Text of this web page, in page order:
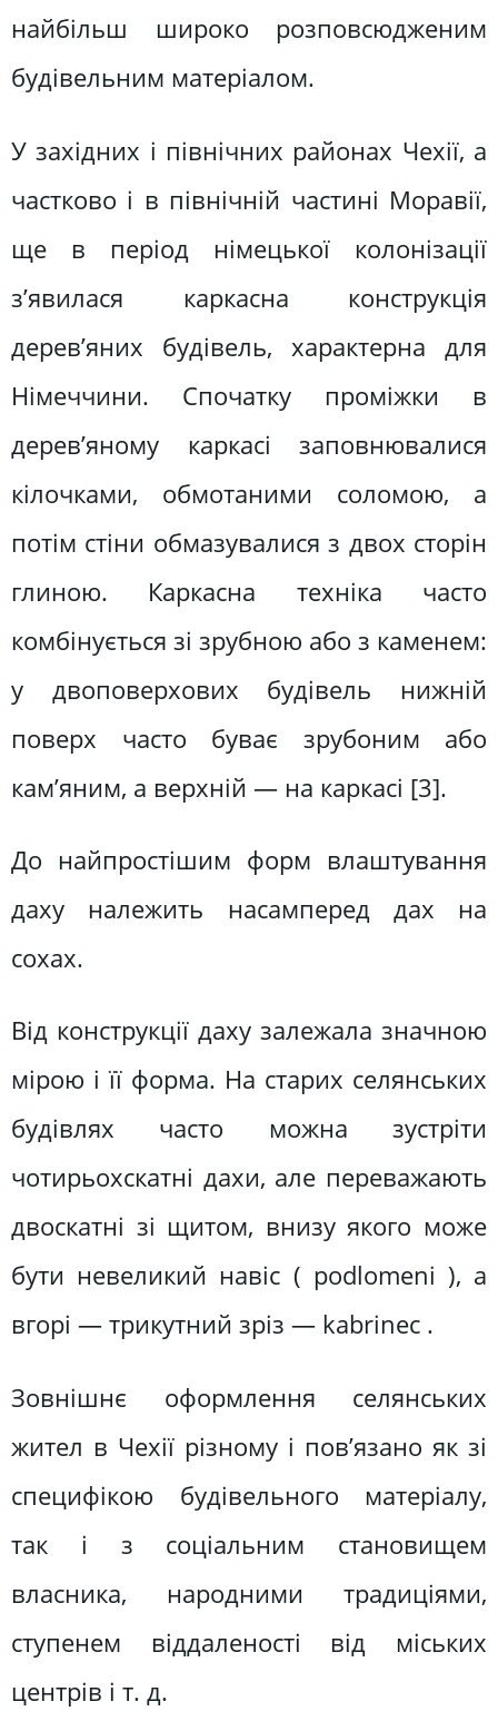
найбільш широко розповсюдженим
будівельним матеріалом.
У західних і північних районах Чехії, а
частково і в північній частині Моравії,
ще в період німецької колонізації
з’явилася каркасна конструкція
дерев’яних будівель, характерна для
Німеччини. Спочатку проміжки в
дерев’яному каркасі заповнювалися
кілочками, обмотаними соломою, а
потім стіни обмазувалися з двох сторін
глиною. Каркасна техніка часто
комбінується зі зрубною або з каменем:
у двоповерхових будівель нижній
поверх часто буває зрубоним або
кам’яним, а верхній — на каркасі [3].
До найпростішим форм влаштування
даху належить насамперед дах на
сохах.
Від конструкції даху залежала значною
мірою і її форма. На старих селянських
будівлях часто можна зустріти
чотирьохскатні дахи, але переважають
двоскатні зі щитом, внизу якого може
бути невеликий навіс ( podlomeni ), а
вгорі — трикутний зріз — kabrinec .
Зовнішнє оформлення селянських
жител в Чехії різному і пов’язано як зі
специфікою будівельного матеріалу,
так і з соціальним становищем
власника, народними традиціями,
ступенем віддаленості від міських
центрів і т. д.